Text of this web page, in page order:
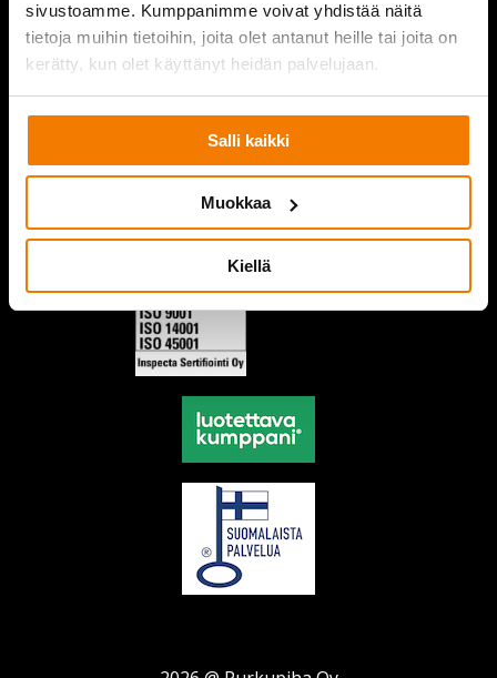
sivustoamme. Kumppanimme voivat yhdistää näitä
tietoja muihin tietoihin, joita olet antanut heille tai joita on
kerätty, kun olet käyttänyt heidän palvelujaan.
Salli kaikki
Muokkaa
Kiellä
PURKUPIHA